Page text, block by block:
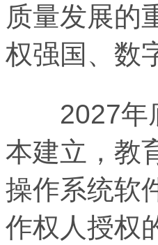
质量发展的
权强国、数
2027年底
本建立，教
操作系统软
作权人授权